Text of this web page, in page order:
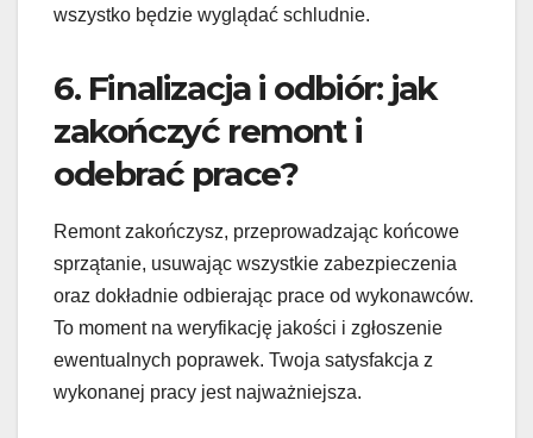
wszystko będzie wyglądać schludnie.
6. Finalizacja i odbiór: jak
zakończyć remont i
odebrać prace?
Remont zakończysz, przeprowadzając końcowe
sprzątanie, usuwając wszystkie zabezpieczenia
oraz dokładnie odbierając prace od wykonawców.
To moment na weryfikację jakości i zgłoszenie
ewentualnych poprawek. Twoja satysfakcja z
wykonanej pracy jest najważniejsza.